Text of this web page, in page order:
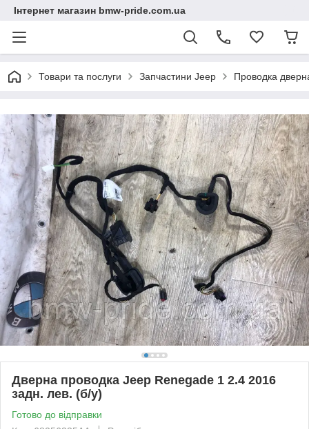
Інтернет магазин bmw-pride.com.ua
Товари та послуги Запчастини Jeep Проводка
Дверна проводка Jeep Renegade 1 2.4 2016
задн. лев. (б/у)
Готово до відправки